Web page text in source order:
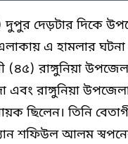
দেড়টার দিকে
এ হামলার ঘটনা
রাঙ্গুনিয়া
এবং রাঙ্গুনিয়া
ছিলেন। তিনি
শফিউল আলম